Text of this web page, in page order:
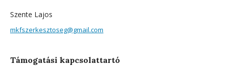
Szente Lajos
mkfszerkesztoseg@gmail.com
Támogatási kapcsolattartó